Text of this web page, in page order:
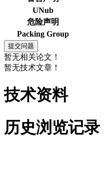
UNub
危险声明
Packing Group
暂无相关论文！
暂无技术文章！
技术资料
历史浏览记录